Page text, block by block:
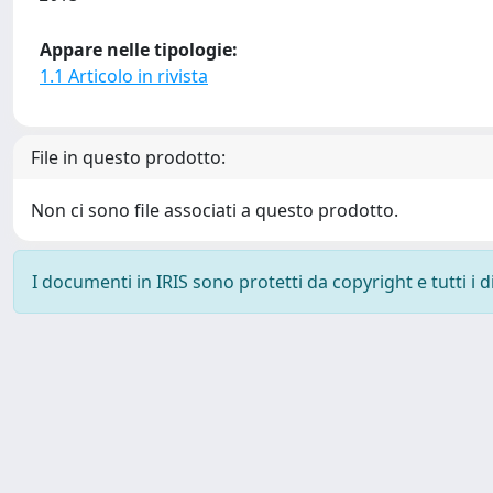
Appare nelle tipologie:
1.1 Articolo in rivista
File in questo prodotto:
Non ci sono file associati a questo prodotto.
I documenti in IRIS sono protetti da copyright e tutti i